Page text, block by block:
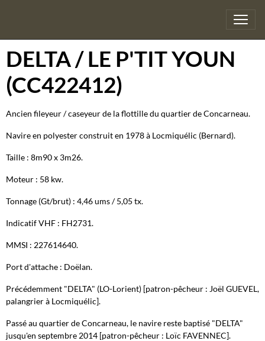
DELTA / LE P'TIT YOUN
(CC422412)
Ancien fileyeur / caseyeur de la flottille du quartier de Concarneau.
Navire en polyester construit en 1978 à Locmiquélic (Bernard).
Taille : 8m90 x 3m26.
Moteur : 58 kw.
Tonnage (Gt/brut) : 4,46 ums / 5,05 tx.
Indicatif VHF : FH2731.
MMSI : 227614640.
Port d'attache : Doëlan.
Précédemment "DELTA" (LO-Lorient) [patron-pêcheur : Joël GUEVEL,
palangrier à Locmiquélic].
Passé au quartier de Concarneau, le navire reste baptisé "DELTA"
jusqu'en septembre 2014 [patron-pêcheur : Loïc FAVENNEC].